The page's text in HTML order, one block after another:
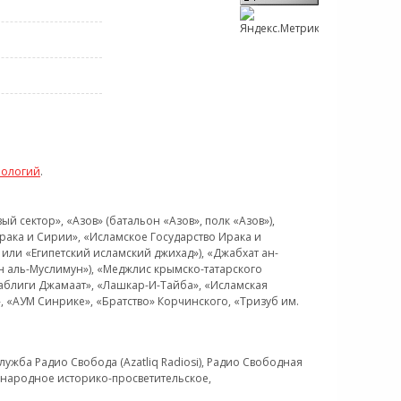
.
«Азов» (батальон «Азов», полк «Азов»),
и Сирии», «Исламское Государство Ирака и
«Египетский исламский джихад»), «Джабхат ан-
Муслимун»), «Меджлис крымско-татарского
Джамаат», «Лашкар-И-Тайба», «Исламская
Синрике», «Братство» Корчинского, «Тризуб им.
Радио Свобода (Azatliq Radiosi), Радио Свободная
историко-просветительское,